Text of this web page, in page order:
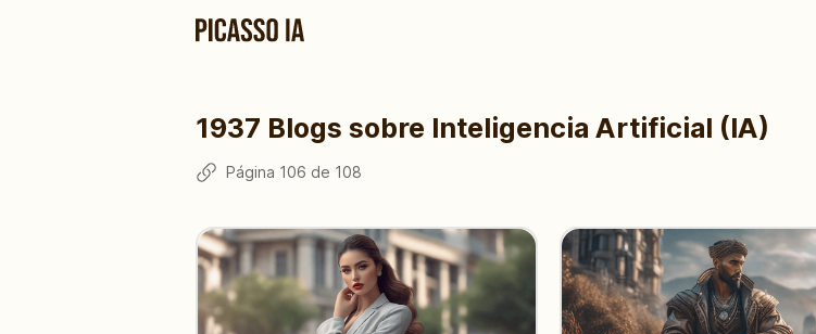
1937 Blogs sobre Inteligencia Artificial (IA)
Página 106 de 108